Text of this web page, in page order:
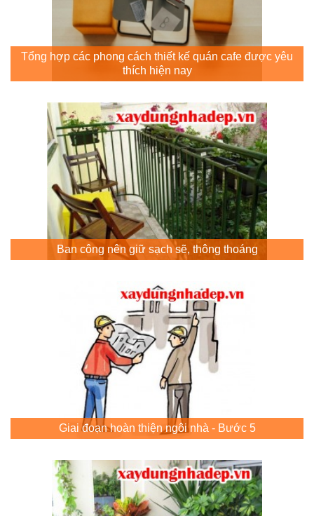
Tổng hợp các phong cách thiết kế quán cafe được yêu
thích hiện nay
Ban công nên giữ sạch sẽ, thông thoáng
Giai đoạn hoàn thiện ngôi nhà - Bước 5